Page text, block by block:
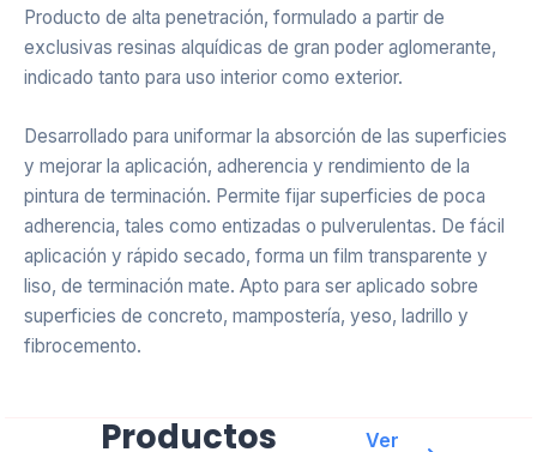
Producto de alta penetración, formulado a partir de
exclusivas resinas alquídicas de gran poder aglomerante,
indicado tanto para uso interior como exterior.
Desarrollado para uniformar la absorción de las superficies
y mejorar la aplicación, adherencia y rendimiento de la
pintura de terminación. Permite fijar superficies de poca
adherencia, tales como entizadas o pulverulentas. De fácil
aplicación y rápido secado, forma un film transparente y
liso, de terminación mate. Apto para ser aplicado sobre
superficies de concreto, mampostería, yeso, ladrillo y
fibrocemento.
Productos
Ver
Asistente EMAPI
En línea ahora